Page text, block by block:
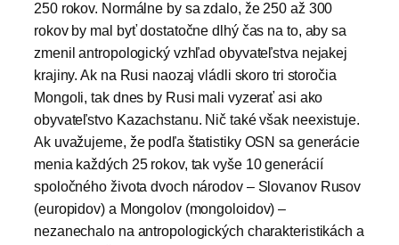
250 rokov. Normálne by sa zdalo, že 250 až 300
rokov by mal byť dostatočne dlhý čas na to, aby sa
zmenil antropologický vzhľad obyvateľstva nejakej
krajiny. Ak na Rusi naozaj vládli skoro tri storočia
Mongoli, tak dnes by Rusi mali vyzerať asi ako
obyvateľstvo Kazachstanu. Nič také však neexistuje.
Ak uvažujeme, že podľa štatistiky OSN sa generácie
menia každých 25 rokov, tak vyše 10 generácií
spoločného života dvoch národov – Slovanov Rusov
(europidov) a Mongolov (mongoloidov) –
nezanechalo na antropologických charakteristikách a